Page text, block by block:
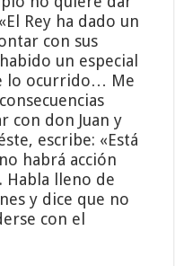
Rey ha dado un
con sus
un especial
lo ocurrido… Me
con don Juan y
escribe: «Está
habrá acción
Habla lleno de
y dice que no
con el